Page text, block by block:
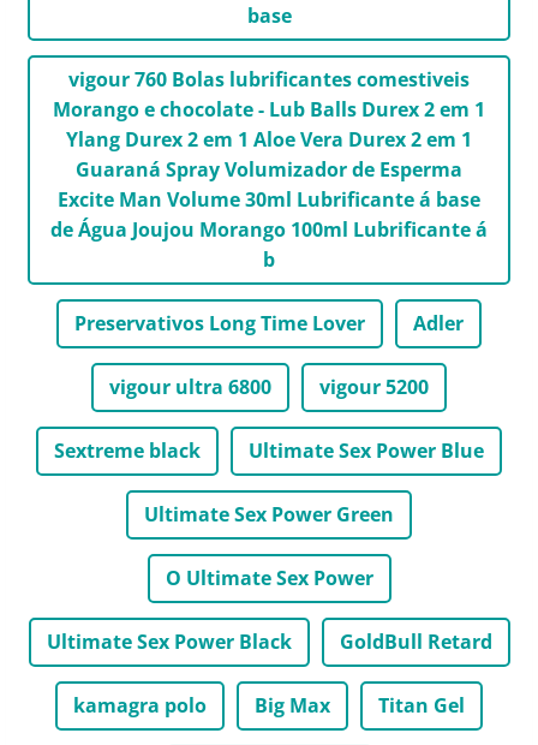
base
vigour 760 Bolas lubrificantes comestiveis
Morango e chocolate - Lub Balls Durex 2 em 1
Ylang Durex 2 em 1 Aloe Vera Durex 2 em 1
Guaraná Spray Volumizador de Esperma
Excite Man Volume 30ml Lubrificante á base
de Água Joujou Morango 100ml Lubrificante á
b
Preservativos Long Time Lover Adler
vigour ultra 6800 vigour 5200
Sextreme black Ultimate Sex Power Blue
Ultimate Sex Power Green
O Ultimate Sex Power
Ultimate Sex Power Black GoldBull Retard
kamagra polo Big Max Titan Gel